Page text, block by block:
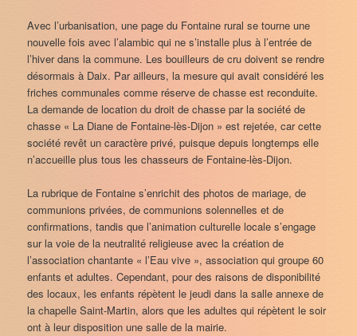
Avec l’urbanisation, une page du Fontaine rural se tourne une
nouvelle fois avec l’alambic qui ne s’installe plus à l’entrée de
l’hiver dans la commune. Les bouilleurs de cru doivent se rendre
désormais à Daix. Par ailleurs, la mesure qui avait considéré les
friches communales comme réserve de chasse est reconduite.
La demande de location du droit de chasse par la société de
chasse « La Diane de Fontaine-lès-Dijon » est rejetée, car cette
société revêt un caractère privé, puisque depuis longtemps elle
n’accueille plus tous les chasseurs de Fontaine-lès-Dijon.
La rubrique de Fontaine s’enrichit des photos de mariage, de
communions privées, de communions solennelles et de
confirmations, tandis que l’animation culturelle locale s’engage
sur la voie de la neutralité religieuse avec la création de
l’association chantante « l’Eau vive », association qui groupe 60
enfants et adultes. Cependant, pour des raisons de disponibilité
des locaux, les enfants répètent le jeudi dans la salle annexe de
la chapelle Saint-Martin, alors que les adultes qui répètent le soir
ont à leur disposition une salle de la mairie.